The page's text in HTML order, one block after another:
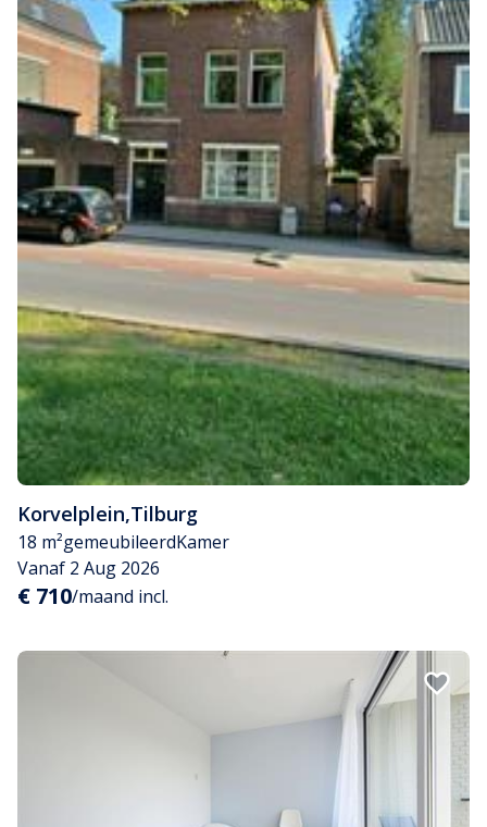
Korvelplein,Tilburg
18 m²gemeubileerdKamer
Vanaf 2 Aug 2026
€ 710/maand incl.